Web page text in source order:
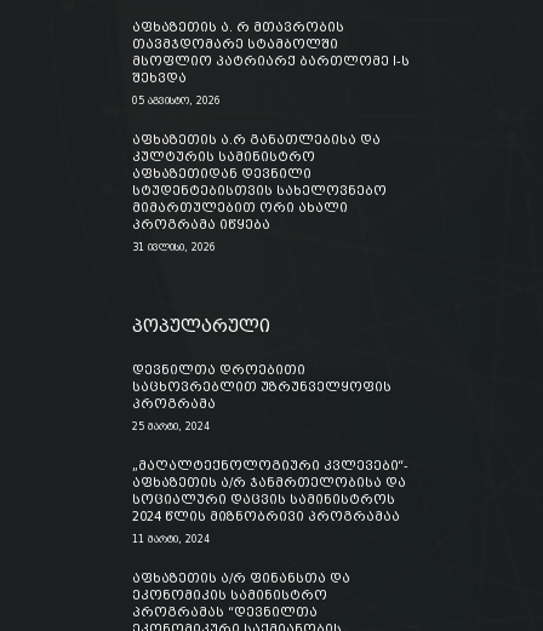
აფხაზეთის ა. რ მთავრობის
თავმჯდომარე სტამბოლში
მსოფლიო პატრიარქ ბართლომე I-ს
შეხვდა
05 აგვისტო, 2026
აფხაზეთის ა.რ განათლებისა და
კულტურის სამინისტრო
აფხაზეთიდან დევნილი
სტუდენტებისთვის სახელოვნებო
მიმართულებით ორი ახალი
პროგრამა იწყება
31 ივლისი, 2026
პოპულარული
დევნილთა დროებითი
საცხოვრებლით უზრუნველყოფის
პროგრამა
25 მარტი, 2024
„მაღალტექნოლოგიური კვლევები“-
აფხაზეთის ა/რ ჯანმრთელობისა და
სოციალური დაცვის სამინისტროს
2024 წლის მიზნობრივი პროგრამაა
11 მარტი, 2024
აფხაზეთის ა/რ ფინანსთა და
ეკონომიკის სამინისტრო
პროგრამას “დევნილთა